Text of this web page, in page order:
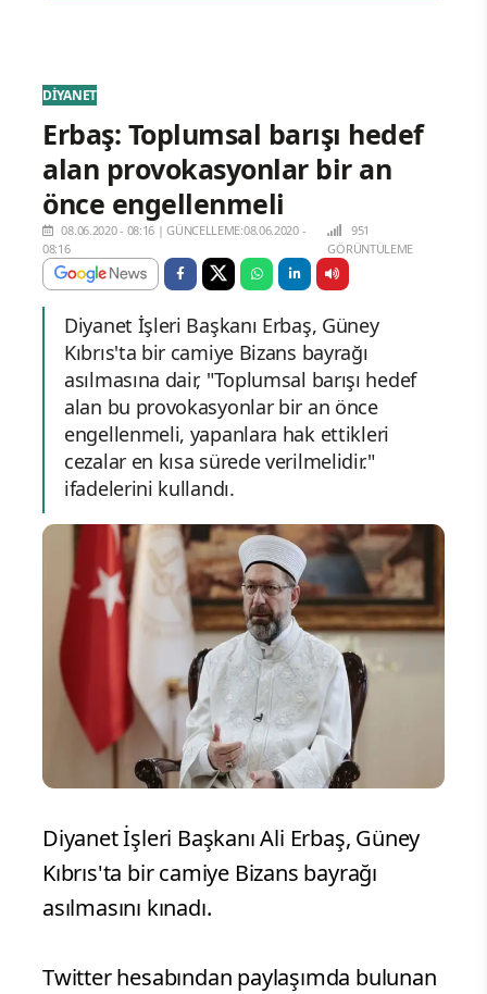
DİYANET
Erbaş: Toplumsal barışı hedef
alan provokasyonlar bir an
önce engellenmeli
08.06.2020 - 08:16 |GÜNCELLEME:08.06.2020 -
08:16
951
GÖRÜNTÜLEME
Diyanet İşleri Başkanı Erbaş, Güney
Kıbrıs'ta bir camiye Bizans bayrağı
asılmasına dair, "Toplumsal barışı hedef
alan bu provokasyonlar bir an önce
engellenmeli, yapanlara hak ettikleri
cezalar en kısa sürede verilmelidir."
ifadelerini kullandı.
Diyanet İşleri Başkanı Ali Erbaş, Güney
Kıbrıs'ta bir camiye Bizans bayrağı
asılmasını kınadı.
Twitter hesabından paylaşımda bulunan